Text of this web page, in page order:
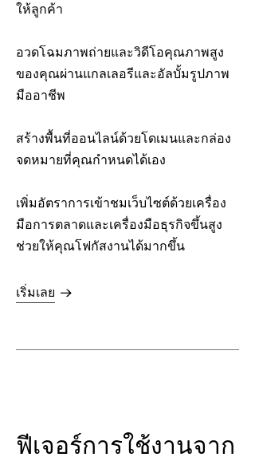
ให้ลูกค้า
อวดโฉมภาพถ่ายและวิดีโอคุณภาพสูง
ของคุณผ่านแกลเลอรีและอัลบั้มรูปภาพ
มืออาชีพ
สร้างพื้นที่ออนไลน์ด้วยโดเมนและกล่อง
จดหมายที่คุณกำหนดได้เอง
เพิ่มอัตราการเข้าชมเว็บไซต์ด้วยเครื่อง
มือการตลาดและเครื่องมือธุรกิจขึ้นสูง
ช่วยให้คุณโฟกัสงานได้มากขึ้น
เริ่มเลย
ฟีเจอร์การใช้งานจาก